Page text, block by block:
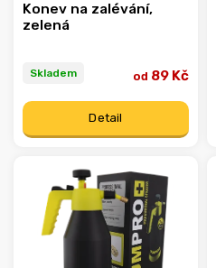
Konev na zalévání,
zelená
Skladem od 89 Kč
Detail